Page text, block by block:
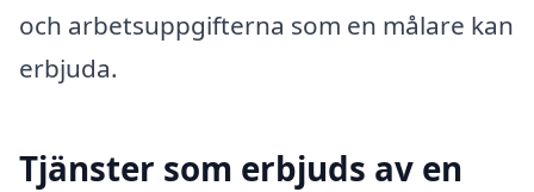
och arbetsuppgifterna som en målare kan
erbjuda.
Tjänster som erbjuds av en